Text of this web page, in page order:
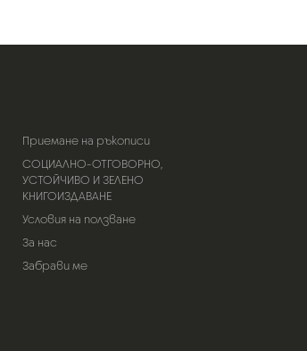
Приемане на ръкописи
СОЦИАЛНО-ОТГОВОРНО,
УСТОЙЧИВО И ЗЕЛЕНО
КНИГОИЗДАВАНЕ
Условия на ползване
За нас
Забрави ме